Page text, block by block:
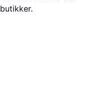
butikker.